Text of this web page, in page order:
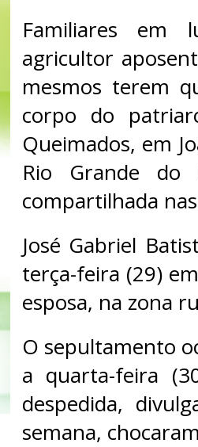
Familiares em
agricultor
mesmos terem
corpo do
Queimados, em
Rio Grande
compartilhada
José Gabriel
terça-feira (29)
esposa, na zona
O sepultamento
a quarta-feira
despedida,
semana,